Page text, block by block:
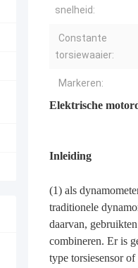
snelheid:
Constante
torsiewaaier:
Markeren:
Elektrische
Inleiding
(1) als
traditionele
daarvan,
combineren. Er is
type torsiesensor